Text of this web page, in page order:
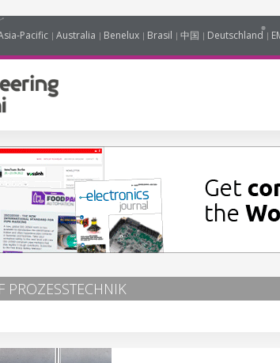
Pacific Australia Benelux Brasil 中国 Deutschland
PROZESSTECHNIK